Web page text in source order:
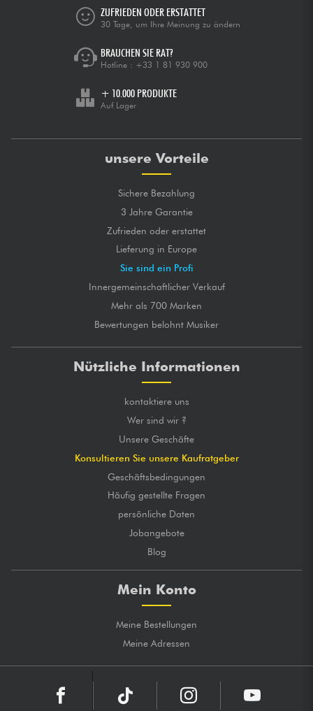
ZUFRIEDEN ODER ERSTATTET
30 Tage, um Ihre Meinung zu ändern
BRAUCHEN SIE RAT?
Hotline : +33 1 81 930 900
+ 10.000 PRODUKTE
Auf Lager
unsere Vorteile
Sichere Bezahlung
3 Jahre Garantie
Zufrieden oder erstattet
Lieferung in Europe
Sie sind ein Profi
Innergemeinschaftlicher Verkauf
Mehr als 700 Marken
Bewertungen belohnt Musiker
Nützliche Informationen
kontaktiere uns
Wer sind wir ?
Unsere Geschäfte
Konsultieren Sie unsere Kaufratgeber
Geschäftsbedingungen
Häufig gestellte Fragen
persönliche Daten
Jobangebote
Blog
Mein Konto
Meine Bestellungen
Meine Adressen